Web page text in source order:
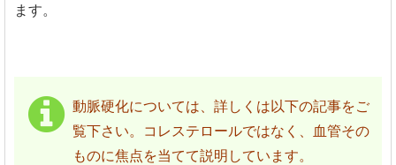
ます。
動脈硬化については、詳しくは以下の記事をご
覧下さい。コレステロールではなく、血管その
ものに焦点を当てて説明しています。